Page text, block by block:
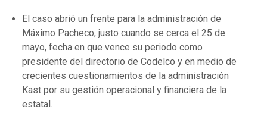
El caso abrió un frente para la administración de
Máximo Pacheco, justo cuando se cerca el 25 de
mayo, fecha en que vence su periodo como
presidente del directorio de Codelco y en medio de
crecientes cuestionamientos de la administración
Kast por su gestión operacional y financiera de la
estatal.